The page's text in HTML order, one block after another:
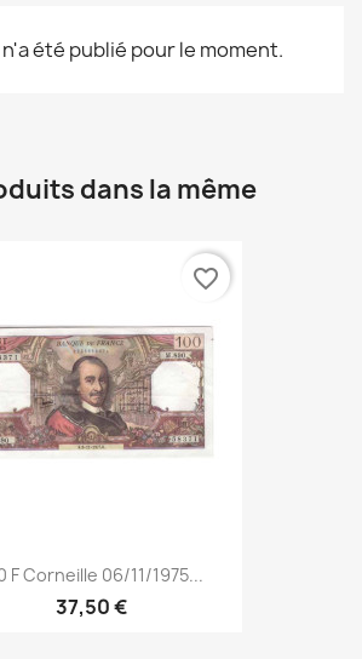
été publié pour le moment.
dans la même
F Corneille 06/11/1975...
37,50 €
favorite_border